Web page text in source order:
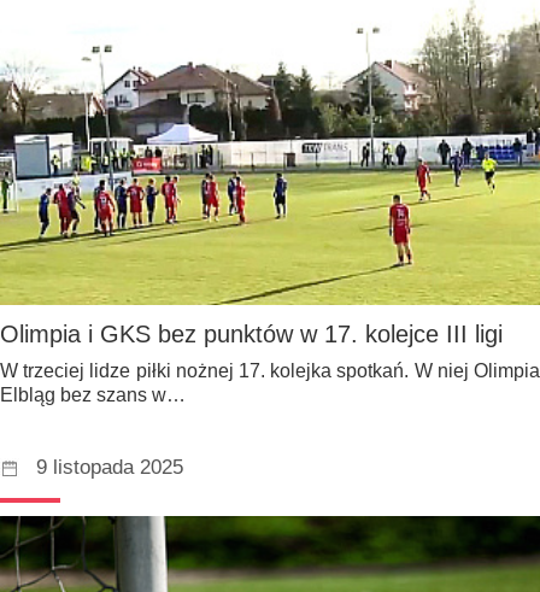
Olimpia i GKS bez punktów w 17. kolejce III ligi
W trzeciej lidze piłki nożnej 17. kolejka spotkań. W niej Olimpia
Elbląg bez szans w…
9 listopada 2025